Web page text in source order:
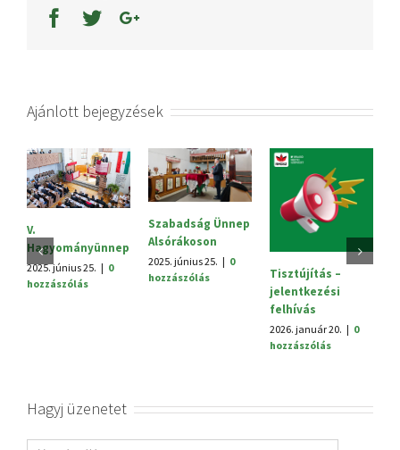
Ajánlott bejegyzések
V.
Hagyományünnep
2025. június 25. | 0
hozzászólás
Szabadság Ünnep
Alsórákoson
2025. június 25. | 0
hozzászólás
Tisztújítás –
jelentkezési
felhívás
2026. január 20. | 0
hozzászólás
Hagyj üzenetet